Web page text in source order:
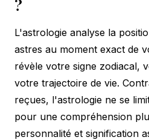
?
L'astrologie analyse la
astres au moment exact de
révèle votre signe zodiacal,
votre trajectoire de vie.
reçues, l'astrologie ne se
pour une compréhension
personnalité et signification